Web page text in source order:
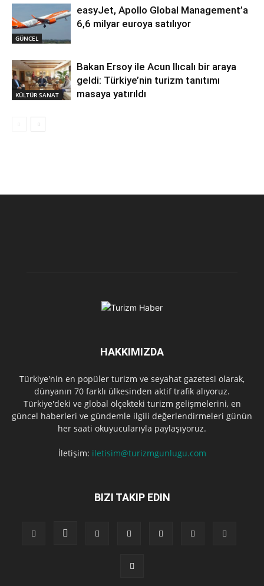
GÜNCEL
easyJet, Apollo Global Management’a
6,6 milyar euroya satılıyor
KÜLTÜR SANAT
Bakan Ersoy ile Acun Ilıcalı bir araya
geldi: Türkiye’nin turizm tanıtımı
masaya yatırıldı
HAKKIMIZDA
Türkiye'nin en popüler turizm ve seyahat gazetesi olarak,
dünyanın 70 farklı ülkesinden aktif trafik alıyoruz.
Türkiye'deki ve global ölçekteki turizm gelişmelerini, en
güncel haberleri ve gündemle ilgili değerlendirmeleri günün
her saati okuyucularıyla paylaşıyoruz.
İletişim: iletisim@turizmgunlugu.com
BIZI TAKIP EDIN